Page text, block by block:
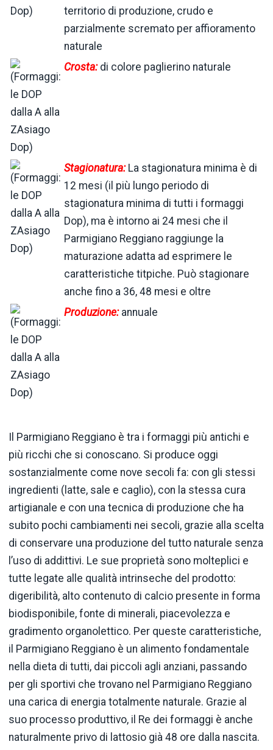
territorio di produzione, crudo e
parzialmente scremato per affioramento
naturale
Crosta:di colore paglierino naturale
Stagionatura:La stagionatura minima è di
12 mesi (il più lungo periodo di
stagionatura minima di tutti i formaggi
Dop), ma è intorno ai 24 mesi che il
Parmigiano Reggiano raggiunge la
maturazione adatta ad esprimere le
caratteristiche titpiche. Può stagionare
anche fino a 36, 48 mesi e oltre
Produzione:annuale
Il Parmigiano Reggiano è tra i formaggi più antichi e
più ricchi che si conoscano. Si produce oggi
sostanzialmente come nove secoli fa: con gli stessi
ingredienti (latte, sale e caglio), con la stessa cura
artigianale e con una tecnica di produzione che ha
subito pochi cambiamenti nei secoli, grazie alla scelta
di conservare una produzione del tutto naturale senza
l’uso di addittivi. Le sue proprietà sono molteplici e
tutte legate alle qualità intrinseche del prodotto:
digeribilità, alto contenuto di calcio presente in forma
biodisponibile, fonte di minerali, piacevolezza e
gradimento organolettico. Per queste caratteristiche,
il Parmigiano Reggiano è un alimento fondamentale
nella dieta di tutti, dai piccoli agli anziani, passando
per gli sportivi che trovano nel Parmigiano Reggiano
una carica di energia totalmente naturale. Grazie al
suo processo produttivo, il Re dei formaggi è anche
naturalmente privo di lattosio già 48 ore dalla nascita.